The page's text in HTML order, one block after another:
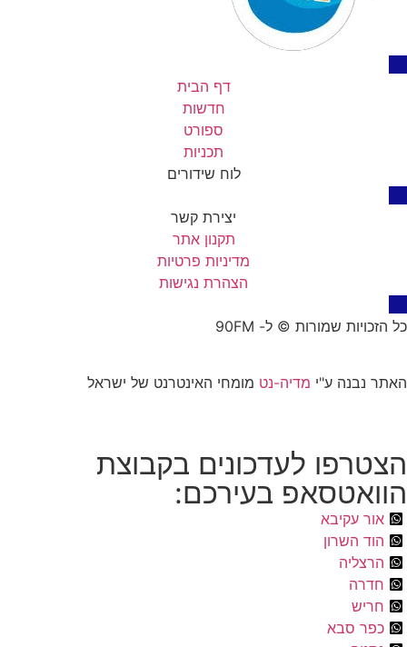
דף הבית
חדשות
ספורט
תכניות
לוח שידורים
יצירת קשר
תקנון אתר
מדיניות פרטיות
הצהרת נגישות
כל הזכויות שמורות © ל- 90FM
האתר נבנה ע"י מדיה-נט מומחי האינטרנט של ישראל
הצטרפו לעדכונים בקבוצת
הוואטסאפ בעירכם:
אור עקיבא
הוד השרון
הרצליה
חדרה
חריש
כפר סבא